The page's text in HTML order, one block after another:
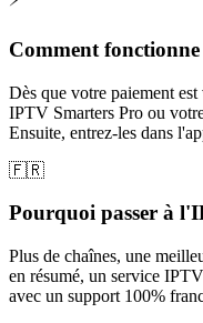
Comment
Dès que votre paiement
IPTV Smarters Pro ou
Ensuite, entrez-les dans
🇫🇷
Pourquoi passer à
Plus de chaînes, une
en résumé, un service
avec un support 100%